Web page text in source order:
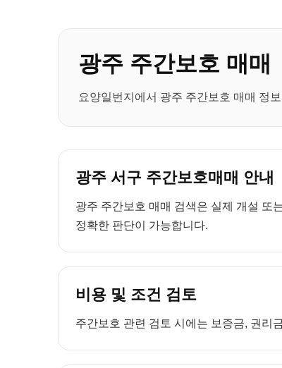
광주 주간보호 매매
요양일번지에서 광주 주간보호 매매 정
광주 서구 주간보호매매 안내
광주 주간보호 매매 검색은 실제 개설 또
정확한 판단이 가능합니다.
비용 및 조건 검토
주간보호 관련 검토 시에는 보증금, 권리